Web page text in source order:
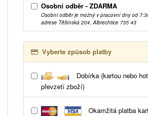
Osobní odběr - ZDARMA
Osobní odběr je možný v pracovní dny od
adrese Těšínská 204, Albrechtice 735 43
Vyberte způsob platby
Dobírka (kartou nebo
převzetí zboží)
Okamžitá platba